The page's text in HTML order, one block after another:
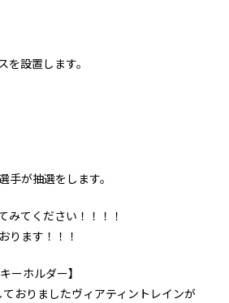
設置します。
手が抽選をします。
みてください！！！！
ります！！！
ーホルダー】
おりましたヴィアティントレインが